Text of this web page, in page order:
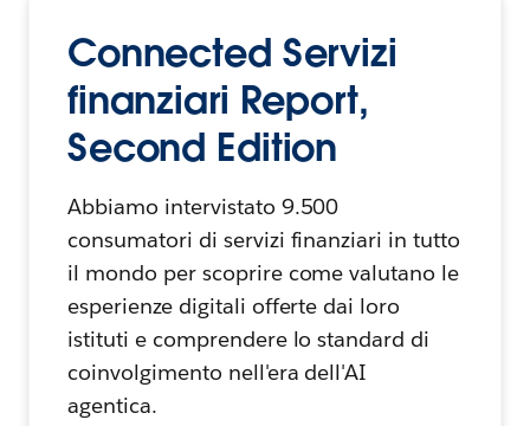
Connected Servizi
finanziari Report,
Second Edition
Abbiamo intervistato 9.500
consumatori di servizi finanziari in tutto
il mondo per scoprire come valutano le
esperienze digitali offerte dai loro
istituti e comprendere lo standard di
coinvolgimento nell'era dell'AI
agentica.